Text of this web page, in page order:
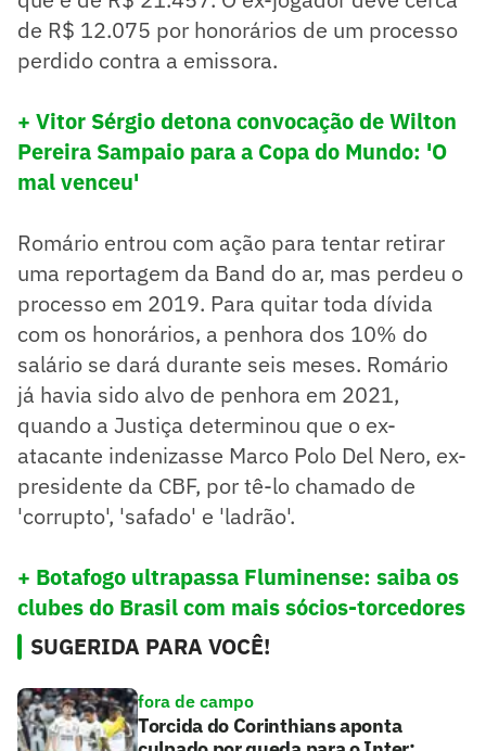
de R$ 12.075 por honorários de um processo
perdido contra a emissora.
+ Vitor Sérgio detona convocação de Wilton
Pereira Sampaio para a Copa do Mundo: 'O
mal venceu'
Romário entrou com ação para tentar retirar
uma reportagem da Band do ar, mas perdeu o
processo em 2019. Para quitar toda dívida
com os honorários, a penhora dos 10% do
salário se dará durante seis meses. Romário
já havia sido alvo de penhora em 2021,
quando a Justiça determinou que o ex-
atacante indenizasse Marco Polo Del Nero, ex-
presidente da CBF, por tê-lo chamado de
'corrupto', 'safado' e 'ladrão'.
+ Botafogo ultrapassa Fluminense: saiba os
clubes do Brasil com mais sócios-torcedores
SUGERIDA PARA VOCÊ!
fora de campo
Torcida do Corinthians aponta